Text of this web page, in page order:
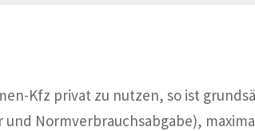
Kfz privat zu nutzen, so ist
Normverbrauchsabgabe),